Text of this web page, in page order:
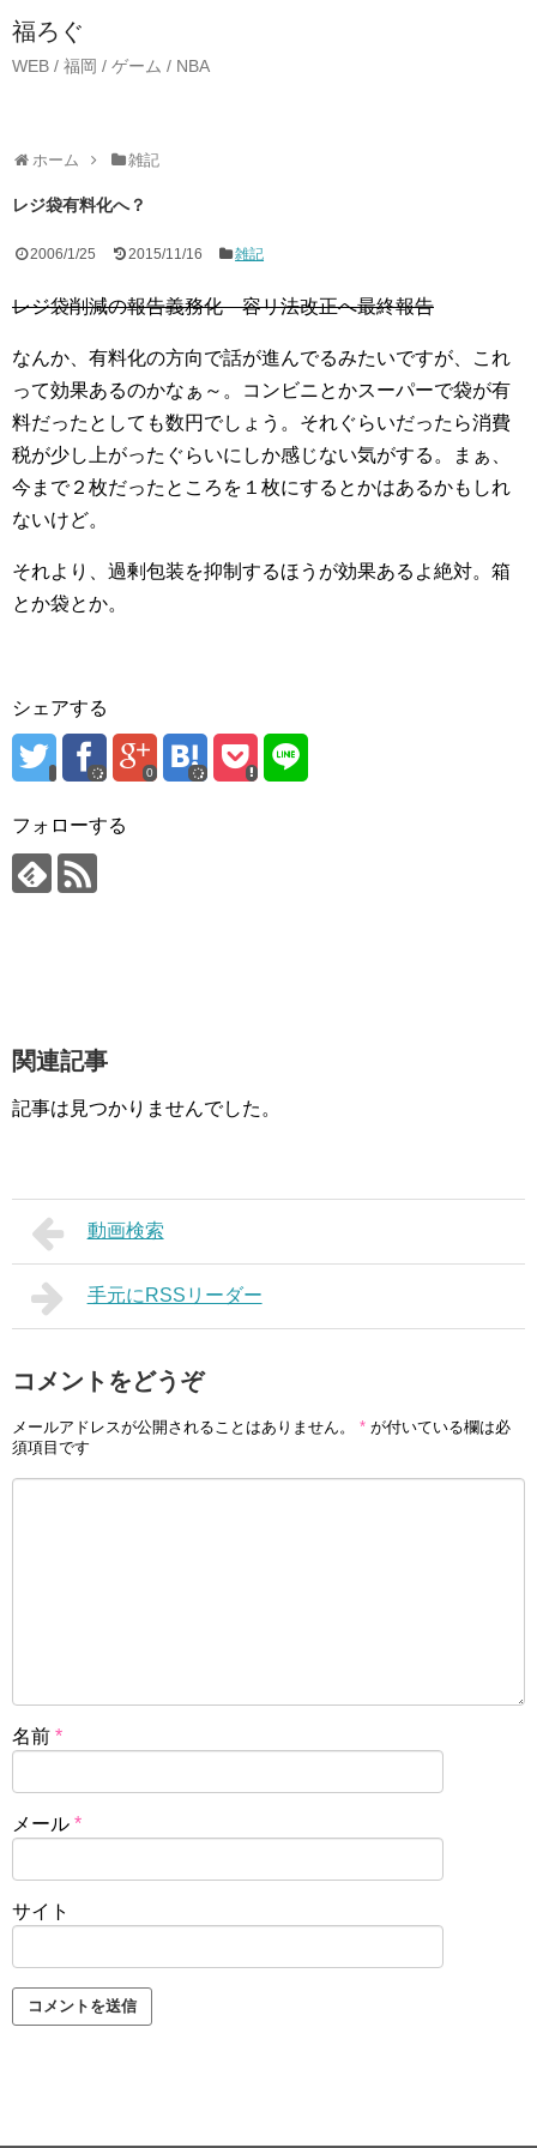
福ろぐ
WEB / 福岡 / ゲーム / NBA
ホーム 雑記
レジ袋有料化へ？
2006/1/25 2015/11/16 雑記
レジ袋削減の報告義務化 容リ法改正へ最終報告
なんか、有料化の方向で話が進んでるみたいですが、これ
って効果あるのかなぁ～。コンビニとかスーパーで袋が有
料だったとしても数円でしょう。それぐらいだったら消費
税が少し上がったぐらいにしか感じない気がする。まぁ、
今まで２枚だったところを１枚にするとかはあるかもしれ
ないけど。
それより、過剰包装を抑制するほうが効果あるよ絶対。箱
とか袋とか。
シェアする
0
フォローする
関連記事
記事は見つかりませんでした。
動画検索
手元にRSSリーダー
コメントをどうぞ
メールアドレスが公開されることはありません。 * が付いている欄は必
須項目です
名前 *
メール *
サイト